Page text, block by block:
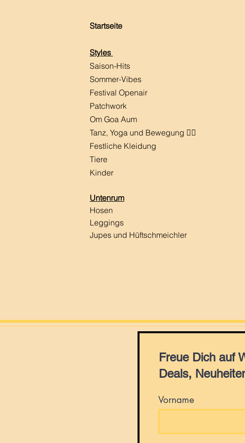
Startseite
Styles
Saison-Hits
​Sommer-Vibes
Festival Openair
Patchwork
Om Goa Aum
Tanz, Yoga und Bewegung 🧘‍♀️
Festliche Kleidung
Tiere
Kinder
Untenrum
Hosen
Leggings
Jupes und Hüftschmeichler
Freue Dich auf
Deals,
Vorname